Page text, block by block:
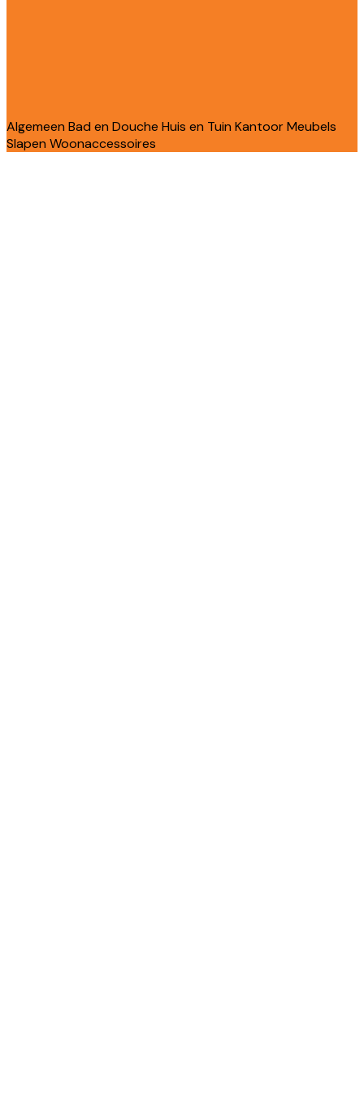
Algemeen Bad en Douche Huis en Tuin KantoorMeubels
Slapen Woonaccessoires